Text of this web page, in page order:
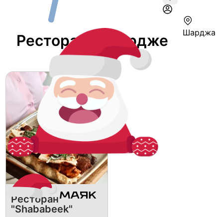
Шарджа
Ресторан В Шардже
Ресторан
"Shababeek"